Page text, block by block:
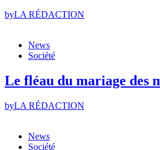
byLA RÉDACTION
News
Société
Le fléau du mariage des
byLA RÉDACTION
News
Société